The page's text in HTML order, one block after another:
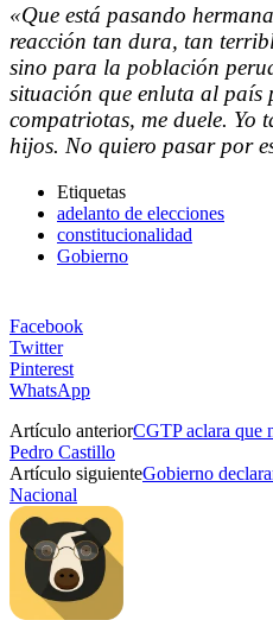
«Que está pasando
reacción tan dura, tan
sino para la población
situación que enluta al país
compatriotas, me duele. Yo
hijos. No quiero pasar por
Etiquetas
adelanto de elecciones
constitucionalidad
Gobierno
Facebook
Twitter
Pinterest
WhatsApp
Artículo anteriorCGTP aclara que
Pedro Castillo
Artículo siguienteGobierno
Nacional